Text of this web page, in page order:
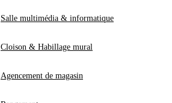
Salle multimédia & informatique
Cloison & Habillage mural
Agencement de magasin